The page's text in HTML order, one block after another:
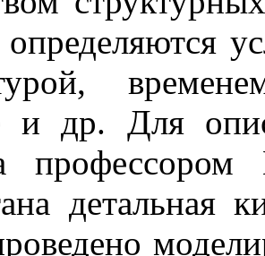
определяются
и др. Для
детальная